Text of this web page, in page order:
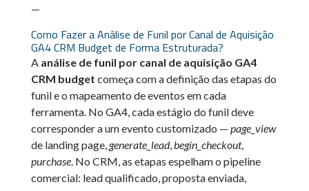
—
Como Fazer a Análise de Funil por Canal de Aquisição
GA4 CRM Budget de Forma Estruturada?
A análise de funil por canal de aquisição GA4
CRM budget começa com a definição das etapas do
funil e o mapeamento de eventos em cada
ferramenta. No GA4, cada estágio do funil deve
corresponder a um evento customizado — page_view
de landing page,generate_lead,begin_checkout,
purchase. No CRM, as etapas espelham o pipeline
comercial: lead qualificado, proposta enviada,